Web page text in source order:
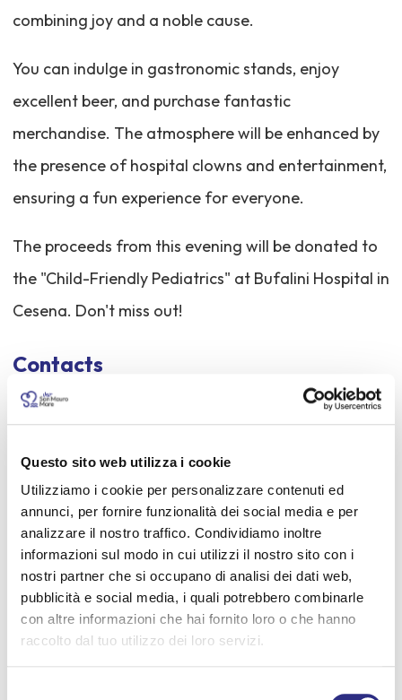
Questo sito web utilizza i cookie
Utilizziamo i cookie per personalizzare contenuti ed
annunci, per fornire funzionalità dei social media e per
analizzare il nostro traffico. Condividiamo inoltre
informazioni sul modo in cui utilizzi il nostro sito con i
nostri partner che si occupano di analisi dei dati web,
pubblicità e social media, i quali potrebbero combinarle
con altre informazioni che hai fornito loro o che hanno
raccolto dal tuo utilizzo dei loro servizi.
combining joy and a noble cause.
You can indulge in gastronomic stands, enjoy
excellent beer, and purchase fantastic
merchandise. The atmosphere will be enhanced by
the presence of hospital clowns and entertainment,
ensuring a fun experience for everyone.
The proceeds from this evening will be donated to
the "Child-Friendly Pediatrics" at Bufalini Hospital in
Cesena. Don't miss out!
Contacts
Facebook:
Info: IAT San Mauro Mare - 0541 346392
Information
Date:
18 LUG 2026